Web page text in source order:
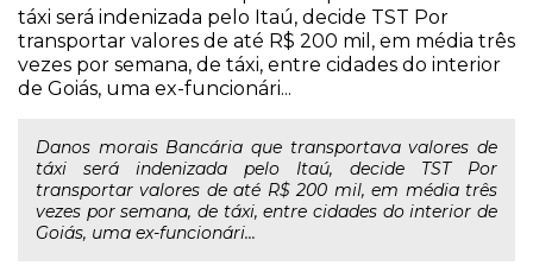
táxi será indenizada pelo Itaú, decide TST Por
transportar valores de até R$ 200 mil, em média três
vezes por semana, de táxi, entre cidades do interior
de Goiás, uma ex-funcionári...
Danos morais Bancária que transportava valores de
táxi será indenizada pelo Itaú, decide TST Por
transportar valores de até R$ 200 mil, em média três
vezes por semana, de táxi, entre cidades do interior de
Goiás, uma ex-funcionári...